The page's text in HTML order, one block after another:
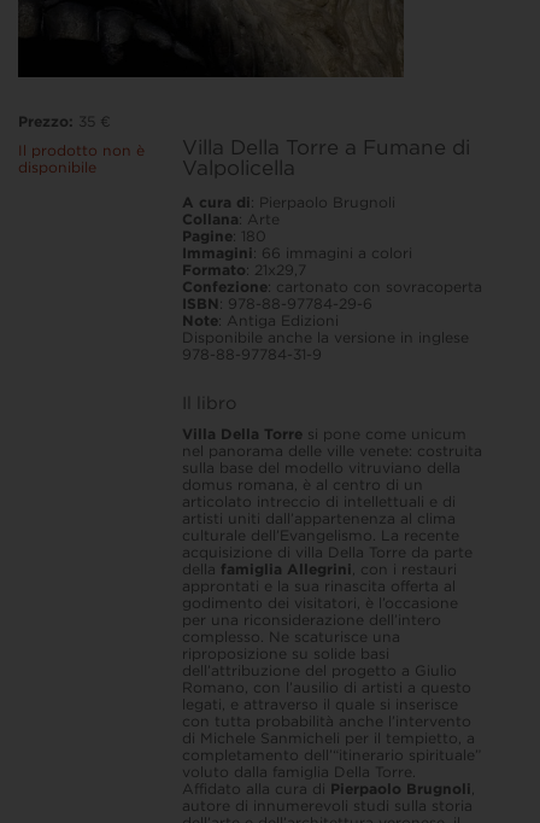
Villa Della Torre a Fumane di
Valpolicella
A cura di: Pierpaolo Brugnoli
Collana: Arte
Pagine: 180
Immagini: 66 immagini a colori
Formato: 21x29,7
Confezione: cartonato con sovracoperta
ISBN : 978-88-97784-29-6
Note: Antiga Edizioni
Disponibile anche la versione in inglese
978-88-97784-31-9
Il libro
Villa Della Torresi pone come unicum
nel panorama delle ville venete: costruita
sulla base del modello vitruviano della
domus romana, è al centro di un
articolato intreccio di intellettuali e di
artisti uniti dall’appartenenza al clima
culturale dell’Evangelismo. La recente
acquisizione di villa Della Torre da parte
della famiglia Allegrini , con i restauri
approntati e la sua rinascita offerta al
godimento dei visitatori, è l’occasione
per una riconsiderazione dell’intero
complesso. Ne scaturisce una
riproposizione su solide basi
dell’attribuzione del progetto a Giulio
Romano, con l’ausilio di artisti a questo
legati, e attraverso il quale si inserisce
con tutta probabilità anche l’intervento
di Michele Sanmicheli per il tempietto, a
completamento dell’“itinerario spirituale”
voluto dalla famiglia Della Torre.
Affidato alla cura di Pierpaolo Brugnoli
autore di innumerevoli studi sulla storia
Prezzo: 35 €
Il prodotto non è
disponibile